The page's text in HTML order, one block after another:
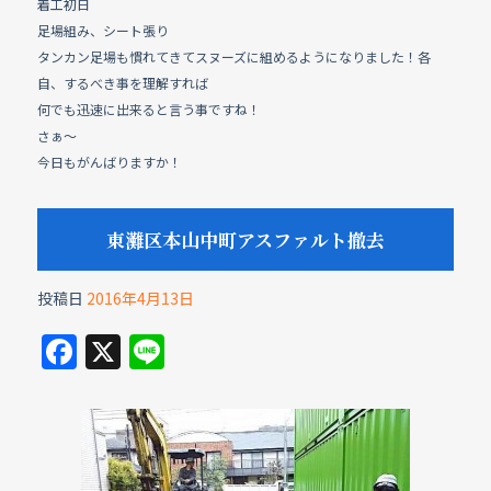
着工初日
足場組み、シート張り
タンカン足場も慣れてきてスヌーズに組めるようになりました！各
自、するべき事を理解すれば
何でも迅速に出来ると言う事ですね！
さぁ〜
今日もがんばりますか！
東灘区本山中町アスファルト撤去
投稿日 2016年4月13日
F
a
c
e
X Li
e